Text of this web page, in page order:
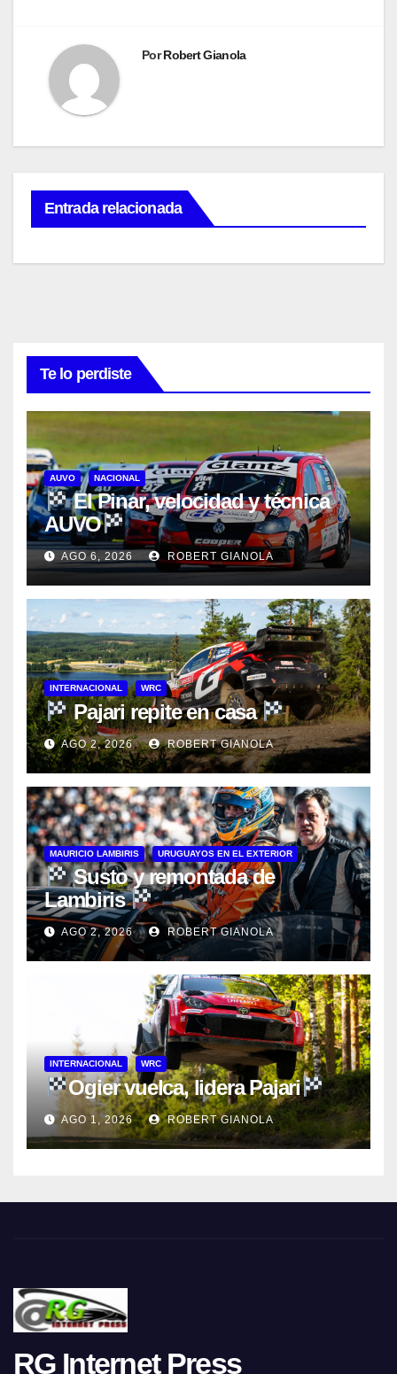
PorRobert Gianola
Entrada relacionada
Te lo perdiste
AUVO NACIONAL
El Pinar, velocidad y técnica
AUVO
AGO 6, 2026 ROBERT GIANOLA
INTERNACIONAL WRC
Pajari repite en casa
AGO 2, 2026 ROBERT GIANOLA
MAURICIO LAMBIRIS URUGUAYOS EN EL EXTERIOR
Susto y remontada de
Lambiris
AGO 2, 2026 ROBERT GIANOLA
INTERNACIONAL WRC
Ogier vuelca, lidera Pajari
AGO 1, 2026 ROBERT GIANOLA
RG Internet Press